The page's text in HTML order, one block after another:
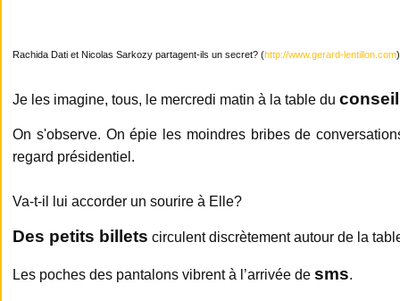
Rachida Dati et Nicolas Sarkozy partagent-ils un secret? (http://www.gerard-lentillon.com)
Je les imagine, tous, le mercredi matin à la table du
On s'observe. On épie les moindres bribes de
regard présidentiel.
Va-t-il lui accorder un sourire à Elle?
Des petits billets circulent discrètement autour de la
Les poches des pantalons vibrent à l’arrivée de sms.